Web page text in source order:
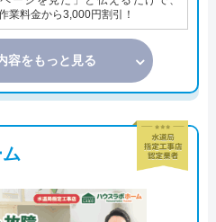
業料金から3,000円割引！
容をもっと見る